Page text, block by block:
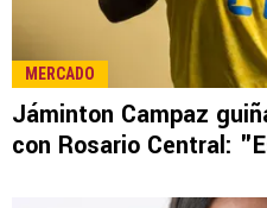
MERCADO
Jáminton Campaz
con Rosario Central: